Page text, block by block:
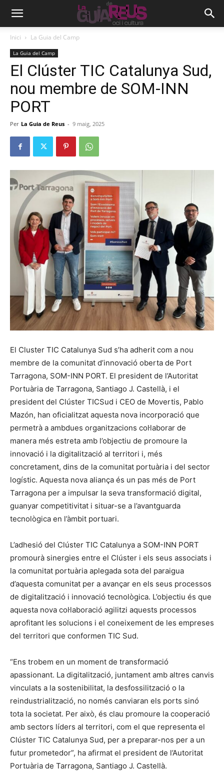
Inici La Guia del Camp
La Guia del Camp
El Clúster TIC Catalunya Sud,
nou membre de SOM-INN
PORT
Per La Guia de Reus - 9 maig, 2025
El Cluster TIC Catalunya Sud s’ha adherit com a nou
membre de la comunitat d’innovació oberta de Port
Tarragona, SOM-INN PORT. El president de l’Autoritat
Portuària de Tarragona, Santiago J. Castellà, i el
president del Clúster TICSud i CEO de Movertis, Pablo
Mazón, han oficialitzat aquesta nova incorporació que
permetrà a ambdues organitzacions col·laborar de
manera més estreta amb l’objectiu de promoure la
innovació i la digitalització al territori i, més
concretament, dins de la comunitat portuària i del sector
logístic. Aquesta nova aliança és un pas més de Port
Tarragona per a impulsar la seva transformació digital,
guanyar competitivitat i situar-se a l’avantguarda
tecnològica en l’àmbit portuari.
L’adhesió del Clúster TIC Catalunya a SOM-INN PORT
promourà sinergies entre el Clúster i els seus associats i
la comunitat portuària aplegada sota del paraigua
d’aquesta comunitat per a avançar en els seus processos
de digitalització i innovació tecnològica. L’objectiu és que
aquesta nova col·laboració agilitzi aquests processos
aprofitant les solucions i el coneixement de les empreses
del territori que conformen TIC Sud.
“Ens trobem en un moment de transformació
apassionant. La digitalització, juntament amb altres canvis
vinculats a la sostenibilitat, la desfossilització o la
reindustrialització, no només canviaran els ports sinó
tota la societat. Per això, és clau promoure la cooperació
amb sectors líders al territori, com el que representa el
Clúster TIC Catalunya Sud, per a preparar-nos per a un
futur prometedor”, ha afirmat el president de l’Autoritat
Portuària de Tarragona, Santiago J. Castellà.